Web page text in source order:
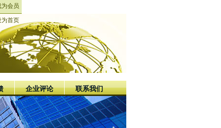
会员
为首页
企业评论 联系我们